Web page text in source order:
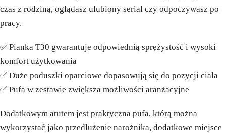
czas z rodziną, oglądasz ulubiony serial czy odpoczywasz po
pracy.
✅ Pianka T30 gwarantuje odpowiednią sprężystość i wysoki
komfort użytkowania
✅ Duże poduszki oparciowe dopasowują się do pozycji ciała
✅ Pufa w zestawie zwiększa możliwości aranżacyjne
Dodatkowym atutem jest praktyczna pufa, którą można
wykorzystać jako przedłużenie narożnika, dodatkowe miejsce